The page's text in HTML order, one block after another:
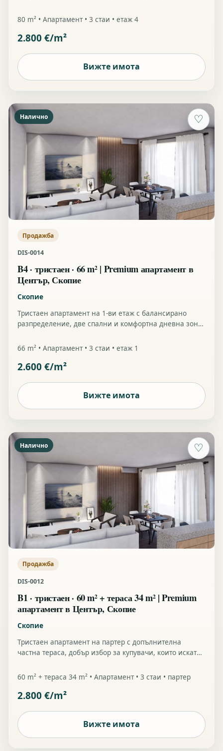
80 m² • Апартамент • 3 стаи • етаж 4
2.800 €/m²
Вижте имота
♡
Налично
Продажба
DIS-0014
B4 · тристаен · 66 m² | Premium апартамент в
Център, Скопие
Скопие
Тристаен апартамент на 1-ви етаж с балансирано
разпределение, две спални и комфортна дневна зона
66 m² • Апартамент • 3 стаи • етаж 1
2.600 €/m²
Вижте имота
♡
Налично
Продажба
DIS-0012
B1 · тристаен · 60 m² + тераса 34 m² | Premium
апартамент в Център, Скопие
Скопие
Тристаен апартамент на партер с допълнителна
частна тераса, добър избор за купувачи, които искат
60 m² + тераса 34 m² • Апартамент • 3 стаи • партер
2.800 €/m²
Вижте имота